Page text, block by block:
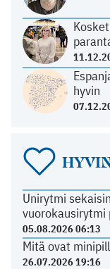
hyvin
Unirytmi
vuorokausirytmi
05.08.2026 06:13
Mitä ovat
26.07.2026 19:16